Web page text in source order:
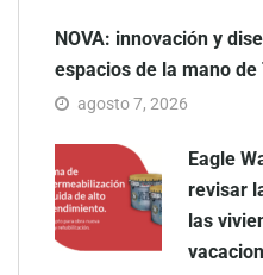
NOVA: innovación y
espacios de la mano
agosto 7, 2026
Eagle
revisar
las